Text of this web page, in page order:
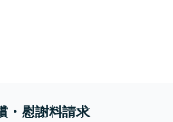
・慰謝料請求